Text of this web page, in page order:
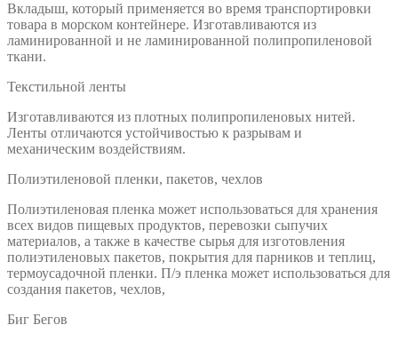
Вкладыш, который применяется во время транспортировки
товара в морском контейнере. Изготавливаются из
ламинированной и не ламинированной полипропиленовой
ткани.
Текстильной ленты
Изготавливаются из плотных полипропиленовых нитей.
Ленты отличаются устойчивостью к разрывам и
механическим воздействиям.
Полиэтиленовой пленки, пакетов, чехлов
Полиэтиленовая пленка может использоваться для хранения
всех видов пищевых продуктов, перевозки сыпучих
материалов, а также в качестве сырья для изготовления
полиэтиленовых пакетов, покрытия для парников и теплиц,
термоусадочной пленки. П/э пленка может использоваться для
создания пакетов, чехлов,
Биг Бегов